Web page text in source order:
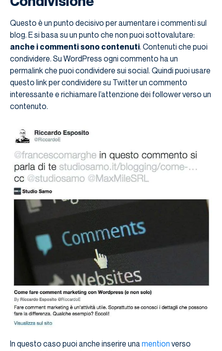
Questo è un punto decisivo per aumentare i commenti sul
blog. E si basa su un punto che non puoi sottovalutare:
anche i commenti sono contenuti. Contenuti che puoi
condividere. Su WordPress ogni commento ha un
permalink che puoi condividere sui social. Quindi puoi usare
questo link per condividere su Twitter un commento
interessante e richiamare l’attenzione dei follower verso un
contenuto.
In questo caso puoi anche inserire unamention verso